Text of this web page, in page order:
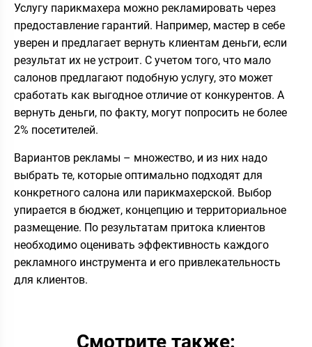
Услугу парикмахера можно рекламировать через
предоставление гарантий. Например, мастер в себе
уверен и предлагает вернуть клиентам деньги, если
результат их не устроит. С учетом того, что мало
салонов предлагают подобную услугу, это может
сработать как выгодное отличие от конкурентов. А
вернуть деньги, по факту, могут попросить не более
2% посетителей.
Вариантов рекламы – множество, и из них надо
выбрать те, которые оптимально подходят для
конкретного салона или парикмахерской. Выбор
упирается в бюджет, концепцию и территориальное
размещение. По результатам притока клиентов
необходимо оценивать эффективность каждого
рекламного инструмента и его привлекательность
для клиентов.
Смотрите также: